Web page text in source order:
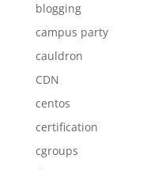
blogging
campus party
cauldron
CDN
centos
certification
cgroups